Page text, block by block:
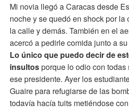
Mi novia llegó a Caracas desde
noche y se quedó en shock por la
la calle y demás. También en el
acercó a pedirle comida junto a
Lo único que puedo decir de
insultosporque lo odio con todas
ese presidente. Ayer los
Guaire para refugiarse de las
todavía hacía tuits metiéndose